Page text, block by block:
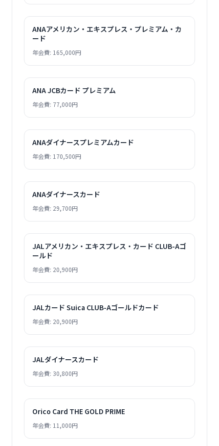
ANAアメリカン・エキスプレス・プレミアム・カ
ード
年会費: 165,000円
ANA JCBカード プレミアム
年会費: 77,000円
ANAダイナースプレミアムカード
年会費: 170,500円
ANAダイナースカード
年会費: 29,700円
JALアメリカン・エキスプレス・カード CLUB-Aゴ
ールド
年会費: 20,900円
JALカード Suica CLUB-Aゴールドカード
年会費: 20,900円
JALダイナースカード
年会費: 30,800円
Orico Card THE GOLD PRIME
年会費: 11,000円